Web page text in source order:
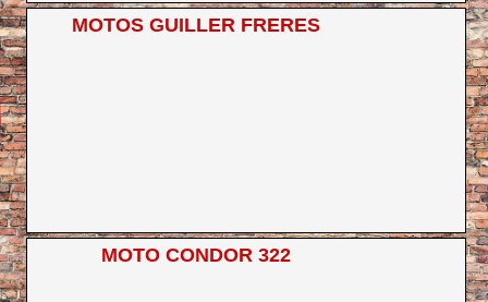
MOTOS GUILLER FRERES
MOTO CONDOR 322